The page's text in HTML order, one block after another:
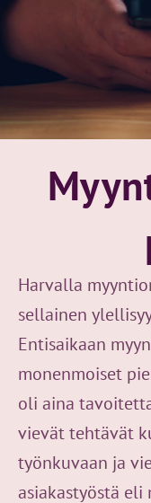
Harvalla
sellainen
Entisaikaan
monenmoiset
oli aina
vievät tehtävät
työnkuvaan ja
asiakastyöstä eli